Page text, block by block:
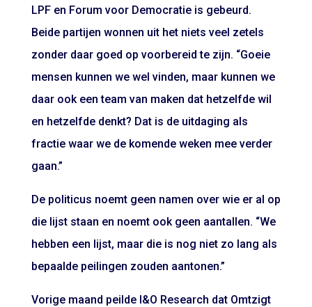
LPF en Forum voor Democratie is gebeurd.
Beide partijen wonnen uit het niets veel zetels
zonder daar goed op voorbereid te zijn. “Goeie
mensen kunnen we wel vinden, maar kunnen we
daar ook een team van maken dat hetzelfde wil
en hetzelfde denkt? Dat is de uitdaging als
fractie waar we de komende weken mee verder
gaan.”
De politicus noemt geen namen over wie er al op
die lijst staan en noemt ook geen aantallen. “We
hebben een lijst, maar die is nog niet zo lang als
bepaalde peilingen zouden aantonen.”
Vorige maand peilde I&O Research dat Omtzigt